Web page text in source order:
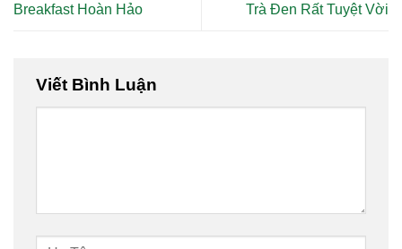
Breakfast Hoàn Hảo
Trà Đen Rất Tuyệt Vời
Viết Bình Luận